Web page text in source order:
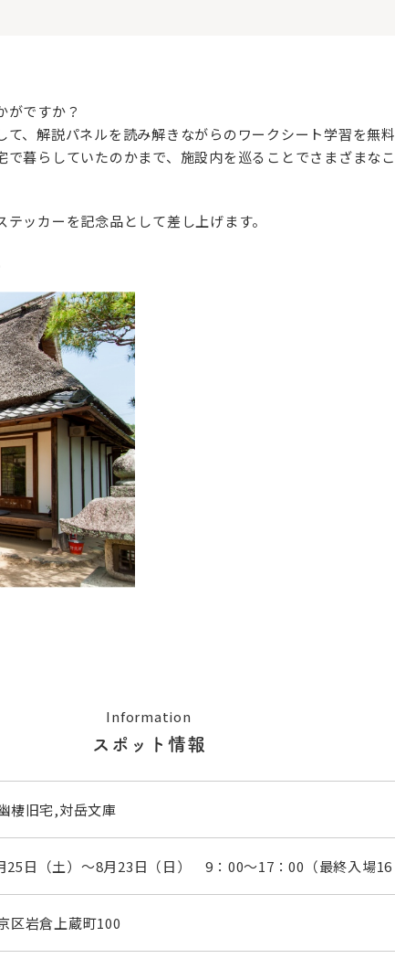
がですか？
、解説パネルを読み解きながらのワークシート学習を無
暮らしていたのかまで、施設内を巡ることでさまざまな
ッカーを記念品として差し上げます。
Information
スポット情報
棲旧宅,対岳文庫
25日（土）～8月23日（日） 9：00～17：00（最終入場16
区岩倉上蔵町100